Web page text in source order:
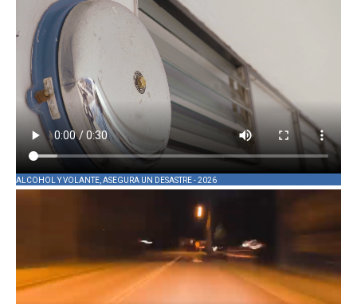
ALCOHOL Y VOLANTE, ASEGURA UN DESASTRE - 2026